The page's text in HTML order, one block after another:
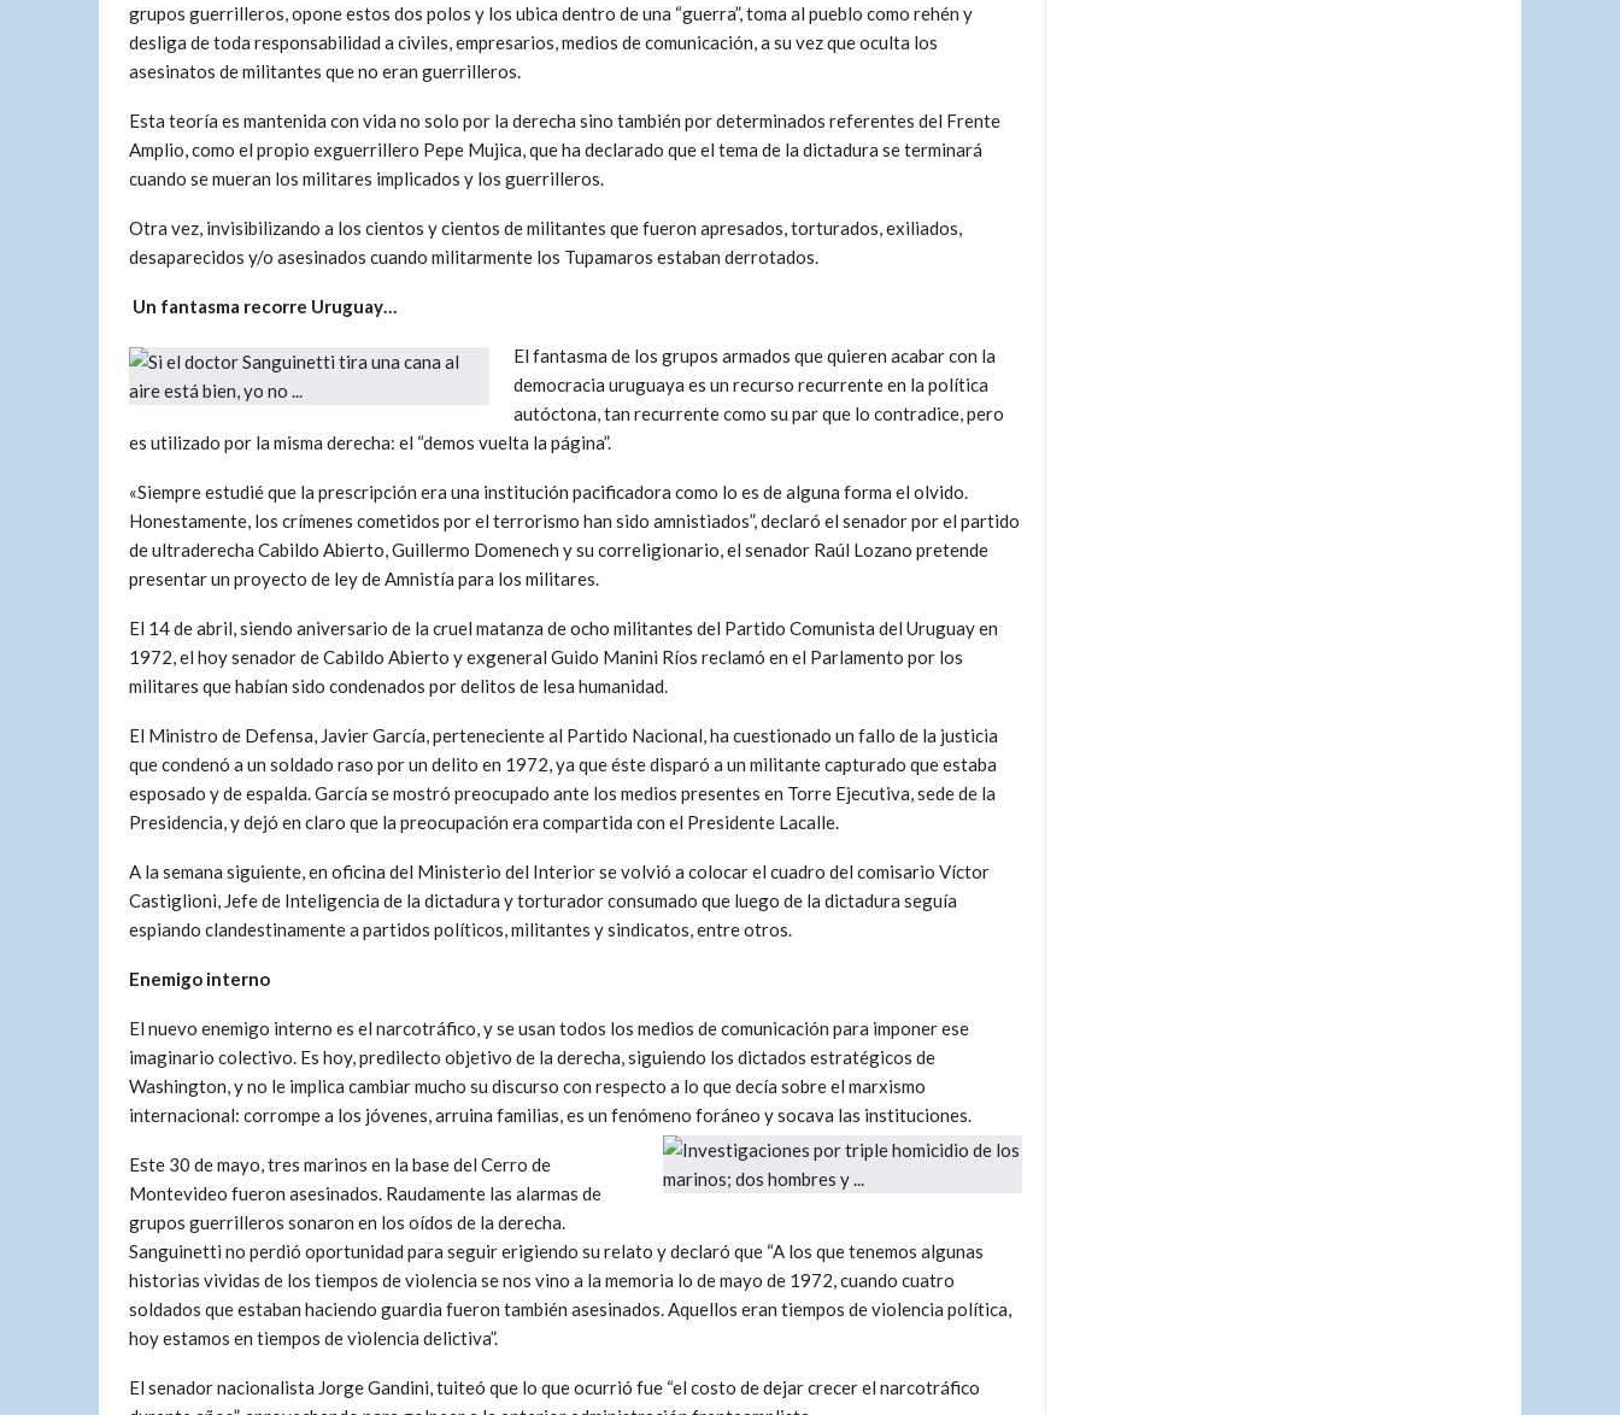
grupos guerrilleros, opone estos dos polos y los ubica dentro de una “guerra”, toma al pueblo como rehén y
desliga de toda responsabilidad a civiles, empresarios, medios de comunicación, a su vez que oculta los
asesinatos de militantes que no eran guerrilleros.
Esta teoría es mantenida con vida no solo por la derecha sino también por determinados referentes del Frente
Amplio, como el propio exguerrillero Pepe Mujica, que ha declarado que el tema de la dictadura se terminará
cuando se mueran los militares implicados y los guerrilleros.
Otra vez, invisibilizando a los cientos y cientos de militantes que fueron apresados, torturados, exiliados,
desaparecidos y/o asesinados cuando militarmente los Tupamaros estaban derrotados.
Un fantasma recorre Uruguay…
El fantasma de los grupos armados que quieren acabar con la
democracia uruguaya es un recurso recurrente en la política
autóctona, tan recurrente como su par que lo contradice, pero
es utilizado por la misma derecha: el “demos vuelta la página”.
«Siempre estudié que la prescripción era una institución pacificadora como lo es de alguna forma el olvido.
Honestamente, los crímenes cometidos por el terrorismo han sido amnistiados”, declaró el senador por el partido
de ultraderecha Cabildo Abierto, Guillermo Domenech y su correligionario, el senador Raúl Lozano pretende
presentar un proyecto de ley de Amnistía para los militares.
El 14 de abril, siendo aniversario de la cruel matanza de ocho militantes del Partido Comunista del Uruguay en
1972, el hoy senador de Cabildo Abierto y exgeneral Guido Manini Ríos reclamó en el Parlamento por los
militares que habían sido condenados por delitos de lesa humanidad.
El Ministro de Defensa, Javier García, perteneciente al Partido Nacional, ha cuestionado un fallo de la justicia
que condenó a un soldado raso por un delito en 1972, ya que éste disparó a un militante capturado que estaba
esposado y de espalda. García se mostró preocupado ante los medios presentes en Torre Ejecutiva, sede de la
Presidencia, y dejó en claro que la preocupación era compartida con el Presidente Lacalle.
A la semana siguiente, en oficina del Ministerio del Interior se volvió a colocar el cuadro del comisario Víctor
Castiglioni, Jefe de Inteligencia de la dictadura y torturador consumado que luego de la dictadura seguía
espiando clandestinamente a partidos políticos, militantes y sindicatos, entre otros.
Enemigo interno
El nuevo enemigo interno es el narcotráfico, y se usan todos los medios de comunicación para imponer ese
imaginario colectivo. Es hoy, predilecto objetivo de la derecha, siguiendo los dictados estratégicos de
Washington, y no le implica cambiar mucho su discurso con respecto a lo que decía sobre el marxismo
internacional: corrompe a los jóvenes, arruina familias, es un fenómeno foráneo y socava las instituciones.
Este 30 de mayo, tres marinos en la base del Cerro de
Montevideo fueron asesinados. Raudamente las alarmas de
grupos guerrilleros sonaron en los oídos de la derecha.
Sanguinetti no perdió oportunidad para seguir erigiendo su relato y declaró que “A los que tenemos algunas
historias vividas de los tiempos de violencia se nos vino a la memoria lo de mayo de 1972, cuando cuatro
soldados que estaban haciendo guardia fueron también asesinados. Aquellos eran tiempos de violencia política,
hoy estamos en tiempos de violencia delictiva”.
El senador nacionalista Jorge Gandini, tuiteó que lo que ocurrió fue “el costo de dejar crecer el narcotráfico